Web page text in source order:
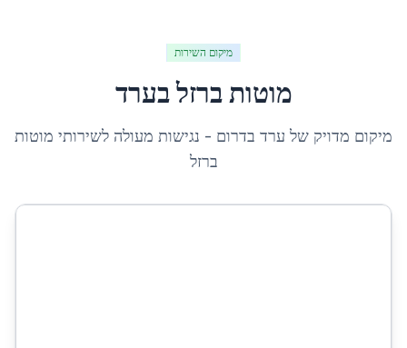
מיקום השירות
מוטות ברזלבערד
מיקום מדויק של ערד בדרום - נגישות מעולה לשירותי מוטות
ברזל